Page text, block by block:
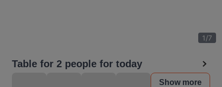
1/7
Table for 2 people for today
Show more